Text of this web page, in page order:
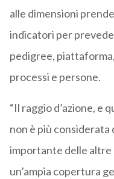
alle dimensioni
indicatori per
pedigree,
processi e persone.
“Il raggio d’azione, e
non è più considerata
importante delle altre
un’ampia copertura